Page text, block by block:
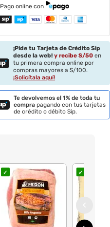
Pago online con
¡Pide tu Tarjeta de Crédito Sip
desde la web! y recibe S/50 en
tu primera compra online por
compras mayores a S/100.
¡Solicítala aquí!
Te devolvemos el 1% de toda tu
compra pagando con tus tarjetas
de crédito o débito Sip.
✓ ✓